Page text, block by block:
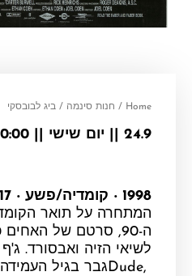
Home
/ חנות סינמה / ביג לבובסקי
24.9 || יום שישי || 20:00
1998 ‧ קומדיה/פשע ‧ 117 דקות
המתחרה על תואר
ה-90, סרטם של
לשיאי הזיה ואבסורד.
Dude, גבר בגיל